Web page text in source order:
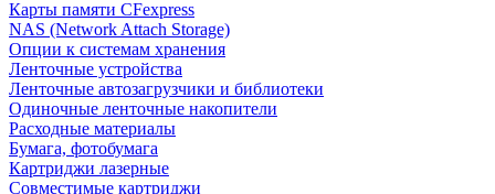
Карты памяти CFexpress
NAS (Network Attach Storage)
Опции к системам хранения
Ленточные устройства
Ленточные автозагрузчики и библиотеки
Одиночные ленточные накопители
Расходные материалы
Бумага, фотобумага
Картриджи лазерные
Совместимые картриджи